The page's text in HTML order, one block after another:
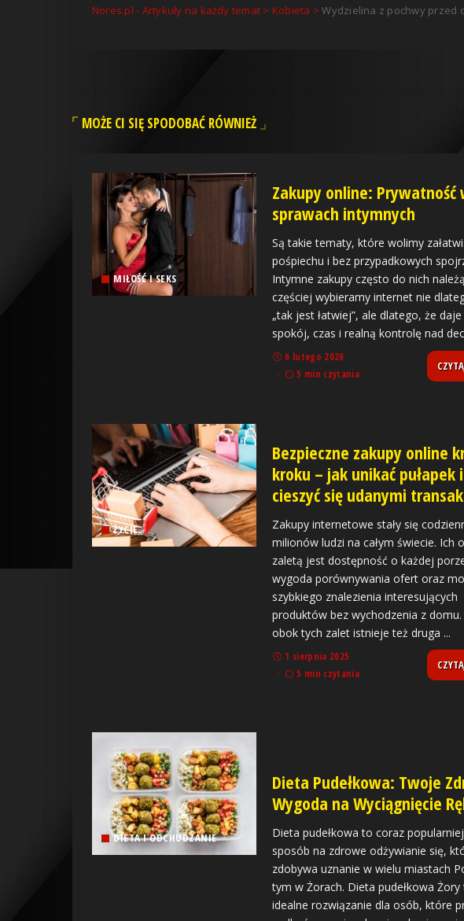
Nores.pl - Artykuły na każdy temat > Kobieta >Wydzielina z pochwy przed
MOŻE CI SIĘ SPODOBAĆ RÓWNIEŻ
MIŁOŚĆ I SEKS
Zakupy online: Prywatność
sprawach intymnych
Są takie tematy, które wolimy
pośpiechu i bez przypadkowych
Intymne zakupy często do nich
częściej wybieramy internet nie
„tak jest łatwiej”, ale dlatego, że
spokój, czas i realną kontrolę nad
6 lutego 2026
5 min czytania
ŻYCIE
Bezpieczne zakupy online
kroku – jak unikać pułapek i
cieszyć się udanymi
Zakupy internetowe stały się
milionów ludzi na całym świecie. Ich
zaletą jest dostępność o każdej
wygoda porównywania ofert oraz
szybkiego znalezienia interesujących
produktów bez wychodzenia z domu.
obok tych zalet istnieje też druga ...
1 sierpnia 2025
5 min czytania
DIETA I ODCHUDZANIE
Dieta Pudełkowa: Twoje
Wygoda na Wyciągnięcie
Dieta pudełkowa to coraz
sposób na zdrowe odżywianie się,
zdobywa uznanie w wielu miastach
tym w Żorach. Dieta pudełkowa Żory
idealne rozwiązanie dla osób, które